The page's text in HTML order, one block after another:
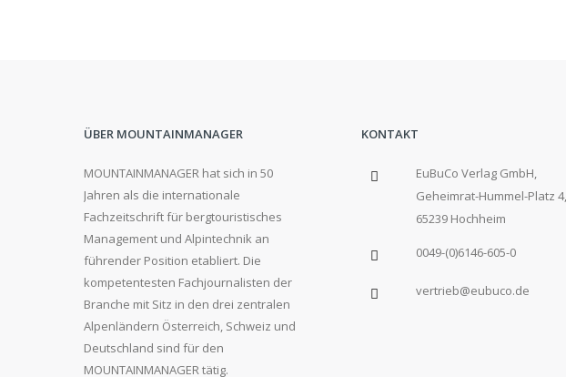
ÜBER MOUNTAINMANAGER
MOUNTAINMANAGER hat sich in 50
Jahren als die internationale
Fachzeitschrift für bergtouristisches
Management und Alpintechnik an
führender Position etabliert. Die
kompetentesten Fachjournalisten der
Branche mit Sitz in den drei zentralen
Alpenländern Österreich, Schweiz und
Deutschland sind für den
MOUNTAINMANAGER tätig.
KONTAKT
EuBuCo Verlag GmbH,
Geheimrat-Hummel-Platz 4,
65239 Hochheim
0049-(0)6146-605-0
vertrieb@eubuco.de